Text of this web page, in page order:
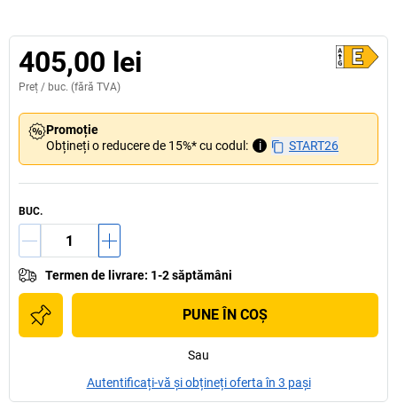
405,00 lei
Preț / buc. (fără TVA)
Promoție
Obțineți o reducere de 15%* cu codul:
i START26
BUC.
Termen de livrare: 1-2 săptămâni
PUNE ÎN COŞ
Sau
Autentificați-vă și obțineți oferta în 3 pași